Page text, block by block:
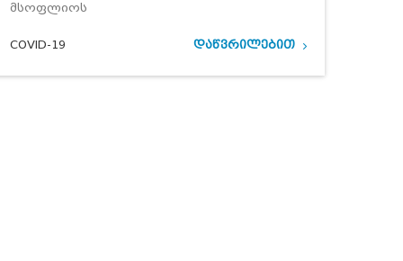
მსოფლიოს
COVID-19 დაწვრილებით